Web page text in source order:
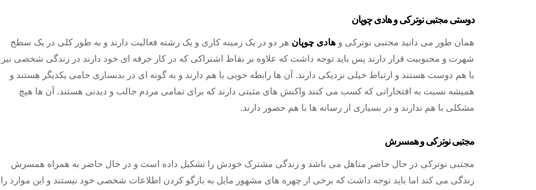
دوستی مجتبی نوترکی و هادی چوپان
همان طور می دانید مجتبی نوترکی و هادی چوپان هر دو در یک زمینه کاری و یک رشته فعالیت دارند و به طور کلی در یک سطح
شهرت و محبوبیت قرار دارند پس باید توجه داشت که علاوه بر نقاط اشتراکی که در کار حرفه ای خود دارند در زندگی شخصی نیز
با هم دوست هستند و ارتباط خیلی نزدیکی دارند. آن ها رابطه خوبی با هم دارند و به گونه ای در بدنسازی حامی یکدیگر هستند و
همیشه نسبت به افتخاراتی که کسب می کنند واکنش های مثبتی دارند که برای تمامی مردم جالب و دیدنی هستند. آن ها هیچ
مشکلی با هم ندارند و در بسیاری از رسانه ها با هم حضور دارند.
مجتبی نوترکی و همسرش
مجتبی نوترکی در حال حاضر متاهل می باشد و زندگی مشترک خودش را تشکیل داده است و در حال حاضر به همراه همسرش
زندگی می کند اما باید توجه داشت که برخی از چهره های مشهور مایل به بازگو کردن اطلاعات شخصی خود نیستند و این موارد را